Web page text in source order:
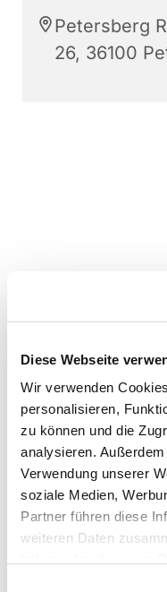
Diese Webseite
Wir verwenden
personalisieren,
zu können und die
analysieren.
Verwendung unserer
soziale Medien,
Partner führen diese
weiteren Daten
Petersberg
26, 36100
Dies